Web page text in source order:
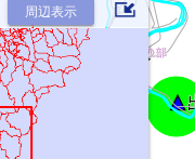
周辺表示